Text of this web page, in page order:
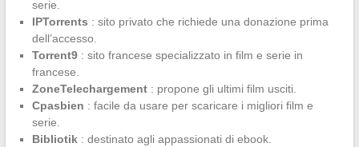
serie.
IPTorrents : sito privato che richiede una donazione prima
dell’accesso.
Torrent9: sito francese specializzato in film e serie in
francese.
ZoneTelechargement: propone gli ultimi film usciti.
Cpasbien : facile da usare per scaricare i migliori film e
serie.
Bibliotik: destinato agli appassionati di ebook.